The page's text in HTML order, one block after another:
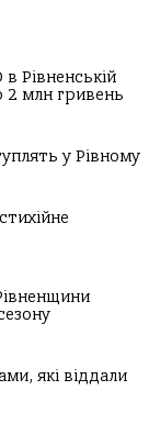
Рівненській
2 млн гривень
у Рівному
які віддали